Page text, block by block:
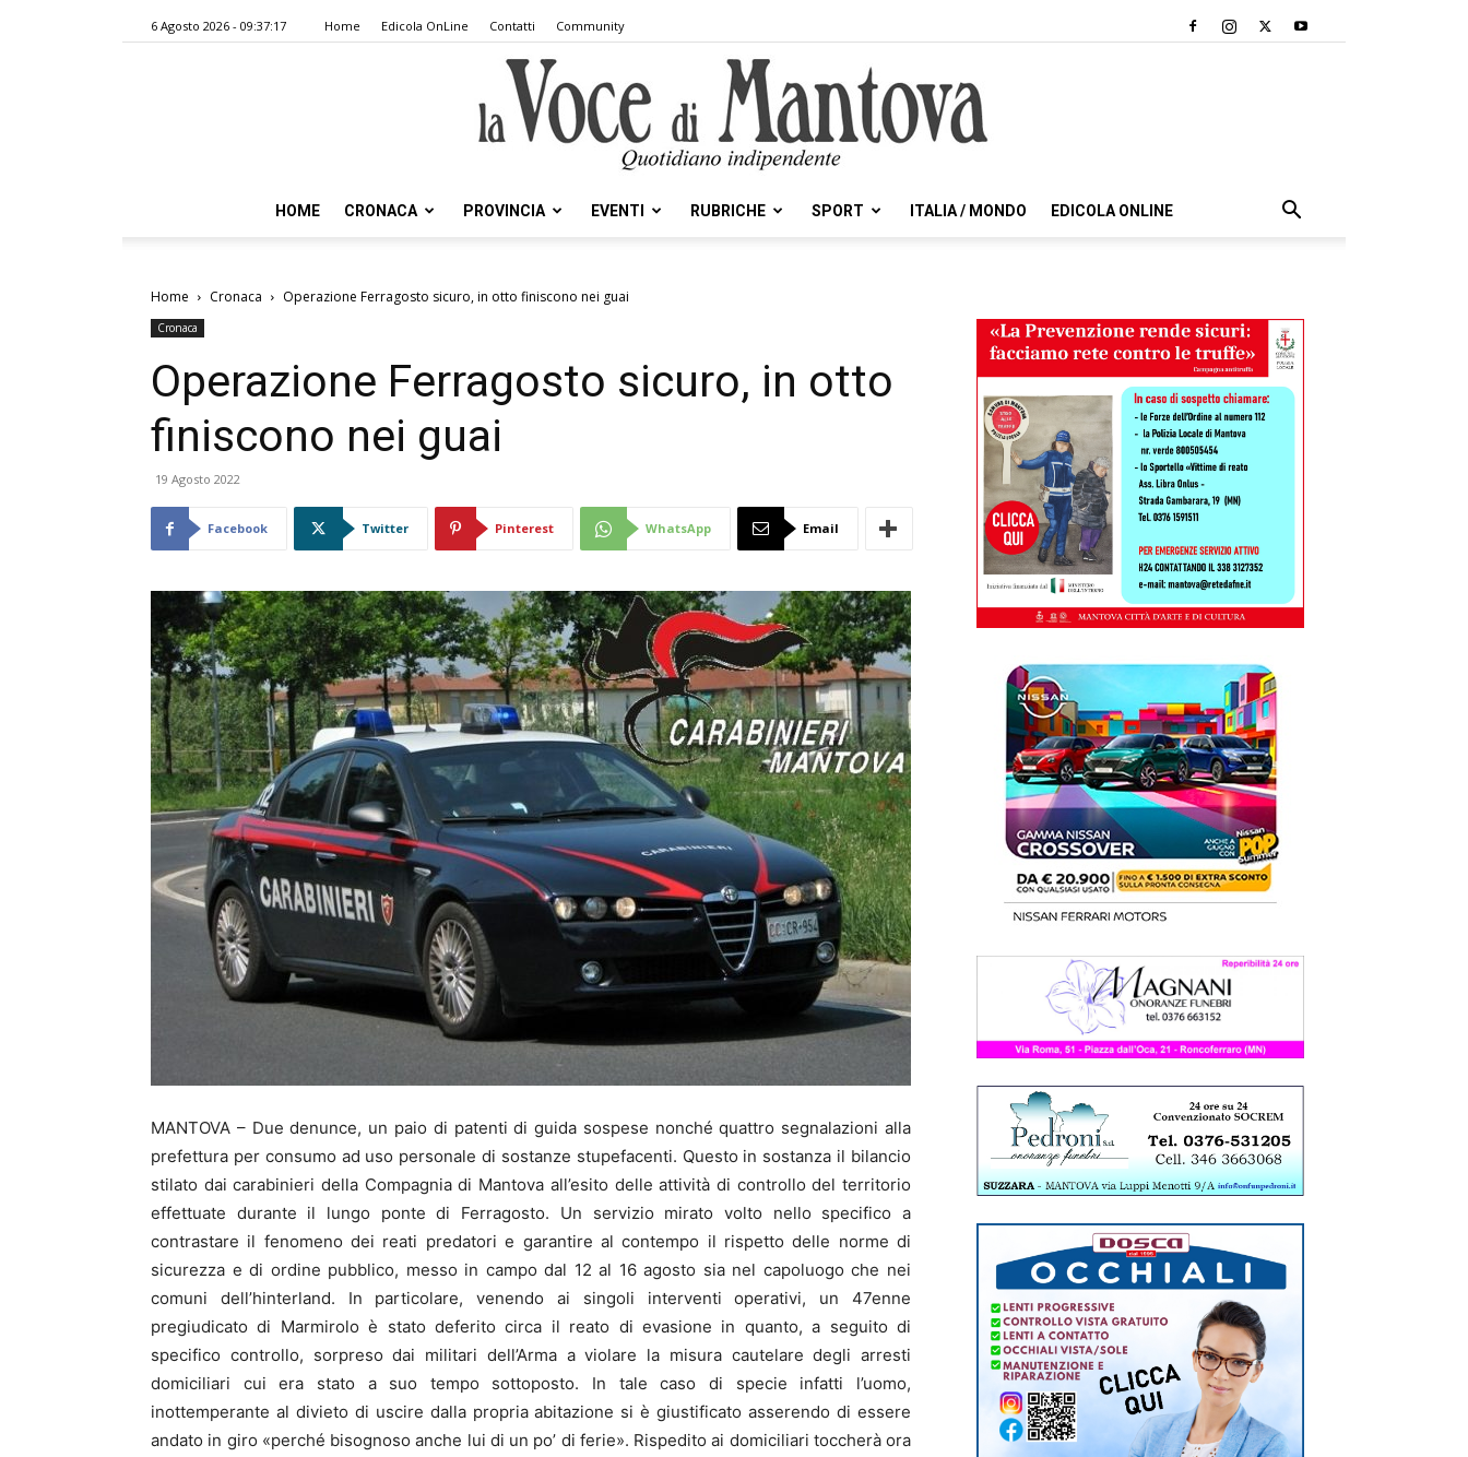
6 Agosto 2026 - 09:37:17 Home Edicola OnLine Contatti Community
Voce
Mantova
HOME CRONACA PROVINCIA EVENTI RUBRICHE SPORT ITALIA / MONDO EDICOLA ONLINE
Home Cronaca Operazione Ferragosto sicuro, in otto finiscono nei guai
Cronaca
Operazione Ferragosto sicuro, in otto
finiscono nei guai
19 Agosto 2022
Facebook Twitter Pinterest WhatsApp Email
MANTOVA – Due denunce, un paio di patenti di guida sospese nonché quattro segnalazioni alla
prefettura per consumo ad uso personale di sostanze stupefacenti. Questo in sostanza il bilancio
stilato dai carabinieri della Compagnia di Mantova all’esito delle attività di controllo del territorio
effettuate durante il lungo ponte di Ferragosto. Un servizio mirato volto nello specifico a
contrastare il fenomeno dei reati predatori e garantire al contempo il rispetto delle norme di
sicurezza e di ordine pubblico, messo in campo dal 12 al 16 agosto sia nel capoluogo che nei
comuni dell’hinterland. In particolare, venendo ai singoli interventi operativi, un 47enne
pregiudicato di Marmirolo è stato deferito circa il reato di evasione in quanto, a seguito di
specifico controllo, sorpreso dai militari dell’Arma a violare la misura cautelare degli arresti
domiciliari cui era stato a suo tempo sottoposto. In tale caso di specie infatti l’uomo,
inottemperante al divieto di uscire dalla propria abitazione si è giustificato asserendo di essere
andato in giro «perché bisognoso anche lui di un po’ di ferie». Rispedito ai domiciliari toccherà ora